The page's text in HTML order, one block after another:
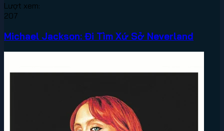
Lượt xem:
207
Michael Jackson: Đi Tìm Xứ Sở Neverland